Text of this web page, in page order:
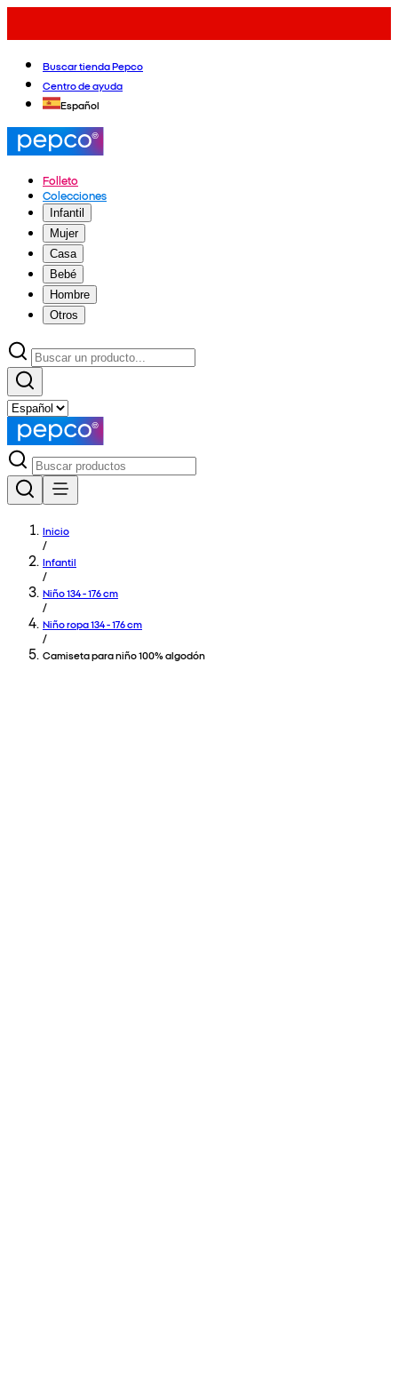
Buscar tienda Pepco
Centro de ayuda
Español
Folleto
Colecciones
Infantil
Mujer
Casa
Bebé
Hombre
Otros
Inicio
/
Infantil
/
Niño 134 - 176 cm
/
Niño ropa 134 - 176 cm
/
Camiseta para niño 100% algodón